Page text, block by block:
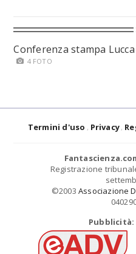
Conferenza stampa
4 FOTO
Termini d'uso Privacy
Registrazione
©2003 Associazione
Pubblicità: